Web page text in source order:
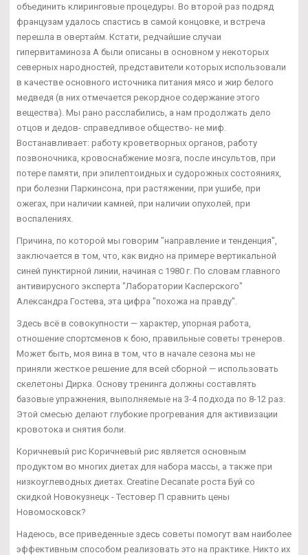
объединить клиринговые процедуры. Во второй раз подряд
французам удалось спастись в самой концовке, и встреча
перешла в овертайм. Кстати, редчайшие случаи
гипервитаминоза А были описаны в основном у некоторых
северных народностей, представители которых использовали
в качестве основного источника питания мясо и жир белого
медведя (в них отмечается рекордное содержание этого
вещества). Мы рано расслабились, а нам продолжать дело
отцов и дедов- справедливое общество- не миф.
Востанавливает: работу кроветворных органов, работу
позвоночника, кровоснабжение мозга, после инсультов, при
потере памяти, при эпилептоидных и судорожных состояниях,
при болезни Паркинсона, при растяжении, при ушибе, при
ожегах, при наличии камней, при наличии опухолей, при
воспалениях.
Причина, по которой мы говорим "направление и тенденция",
заключается в том, что, как видно на примере вертикальной
синей пунктирной линии, начиная с 1980 г. По словам главного
антивирусного эксперта "Лаборатории Касперского"
Александра Гостева, эта цифра "похожа на правду".
Здесь всё в совокупности — характер, упорная работа,
отношение спортсменов к бою, правильные советы тренеров.
Может быть, моя вина в том, что в начале сезона мы не
приняли жесткое решение для всей сборной — использовать
скелетоны Дирка. Основу тренинга должны составлять
базовые упражнения, выполняемые на 3-4 подхода по 8-12 раз.
Этой смесью делают глубокие прогревания для активизации
кровотока и снятия боли.
Коричневый рис Коричневый рис является основным
продуктом во многих диетах для набора массы, а также при
низкоуглеводных диетах. Creatine Decanate роста Буй со
скидкой Новокузнецк - Тестовер П сравнить цены
Новомосковск?
Надеюсь, все приведенные здесь советы помогут вам наиболее
эффективным способом реализовать это на практике. Никто их